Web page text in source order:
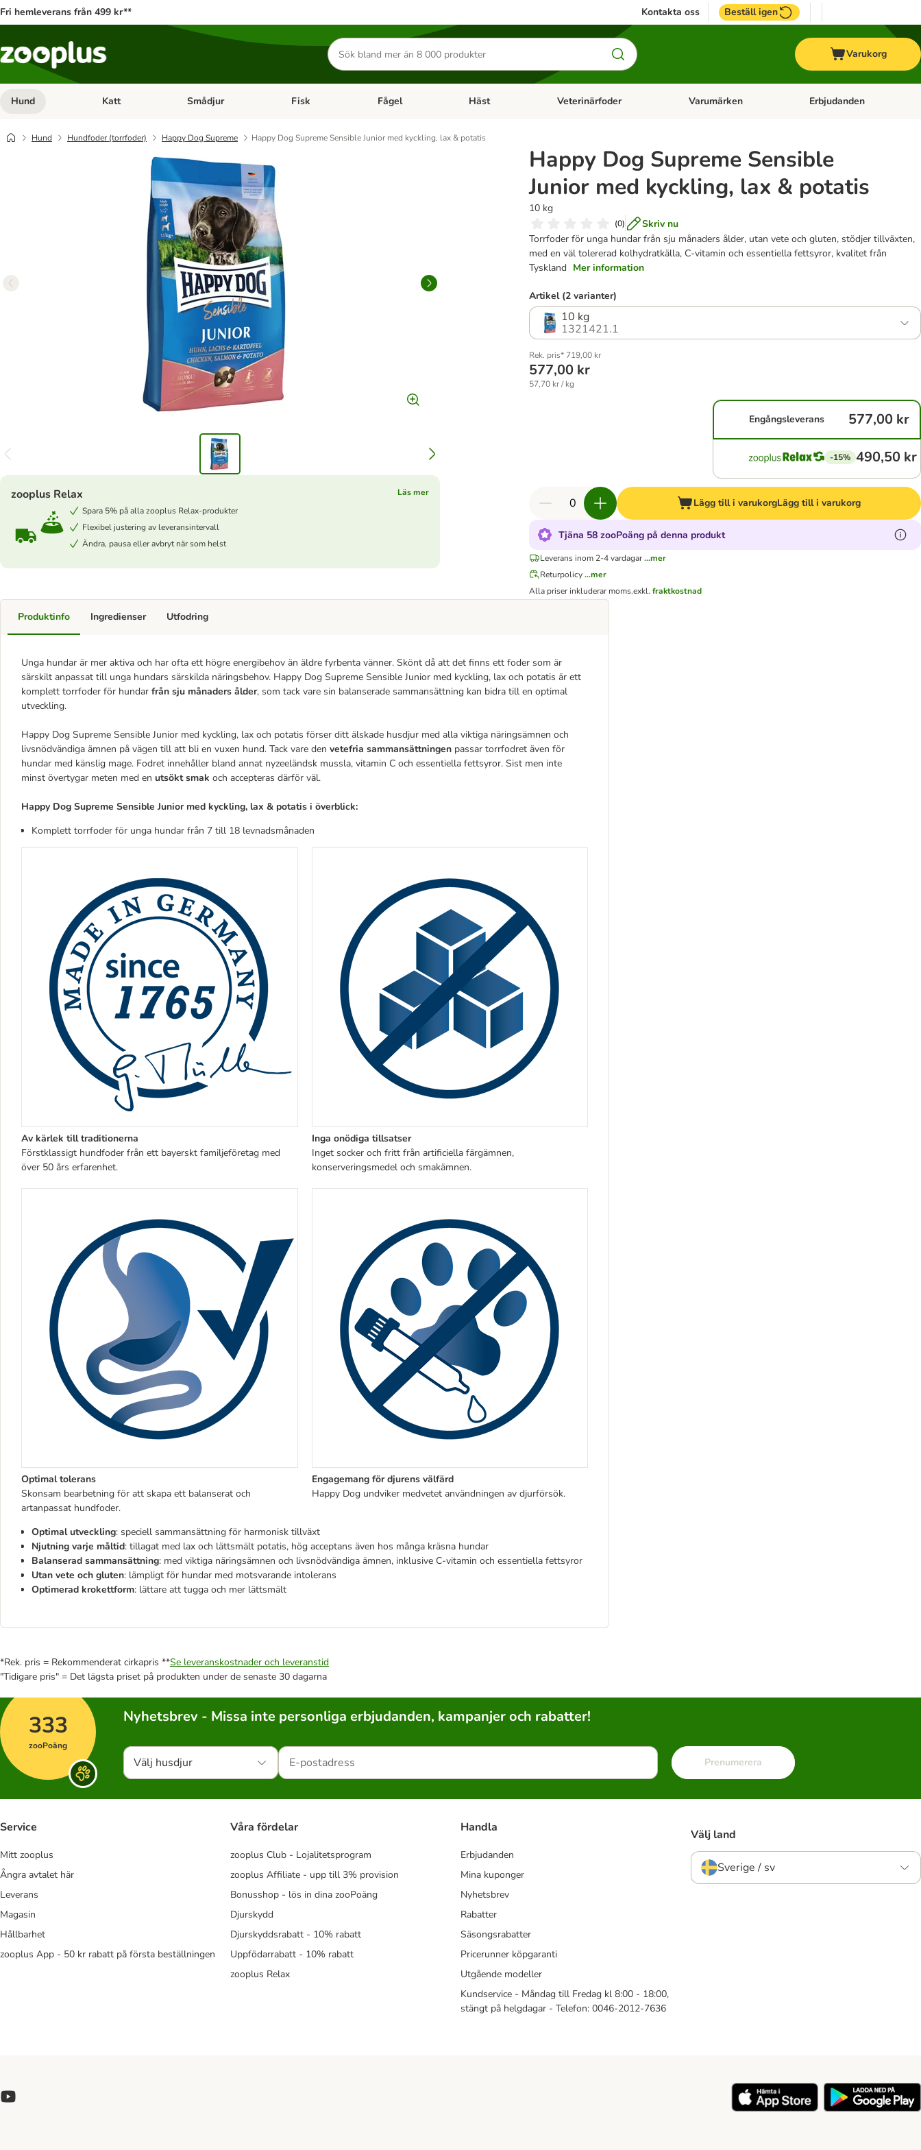
Fri hemleverans från 499 kr** Kontakta oss Beställ igen
Sök
efter
produkter
Varukorg
Hund Open category menu: Hund
Katt Open category menu: Katt
Smådjur Open category menu: Smådjur
Fisk Open category menu: Fisk
Fågel Open category menu: Fågel
Häst Open category menu: Häst
Veterinärfoder Open category menu: Veterinärfoder
Varumärken Open category menu:
Erbjudanden
Hund Hundfoder (torrfoder) Happy Dog Supreme Happy Dog Supreme Sensible Junior med kyckling, lax & potatis
Happy Dog Supreme Sensible
Junior med kyckling, lax & potatis
10 kg
(0)
Skriv nu
Torrfoder för unga hundar från sju månaders ålder, utan vete och gluten, stödjer tillväxten,
med en väl tolererad kolhydratkälla, C-vitamin och essentiella fettsyror, kvalitet från
Tyskland Mer information
zooplus Relax
Läs mer
Spara 5% på alla zooplus Relax-produkter
Flexibel justering av leveransintervall
Ändra, pausa eller avbryt när som helst
Artikel (2 varianter)
10 kg
1321421.1
Rek. pris* 719,00 kr
577,00 kr
57,70 kr / kg
Engångsleverans 577,00 kr
-15% 490,50 kr
Lägg till i varukorgLägg till i varukorg
Tjäna 58 zooPoäng på denna produkt
Leverans inom 2-4 vardagar ...mer
Returpolicy ...mer
Alla priser inkluderar moms.exkl.fraktkostnad
Produktinfo
Unga hundar är mer aktiva och har ofta ett högre energibehov än äldre fyrbenta vänner. Skönt då att det finns ett foder som är
särskilt anpassat till unga hundars särskilda näringsbehov. Happy Dog Supreme Sensible Junior med kyckling, lax och potatis är ett
komplett torrfoder för hundar från sju månaders ålder, som tack vare sin balanserade sammansättning kan bidra till en optimal
utveckling.
Happy Dog Supreme Sensible Junior med kyckling, lax och potatis förser ditt älskade husdjur med alla viktiga näringsämnen och
livsnödvändiga ämnen på vägen till att bli en vuxen hund. Tack vare den vetefria sammansättningen passar torrfodret även för
hundar med känslig mage. Fodret innehåller bland annat nyzeeländsk mussla, vitamin C och essentiella fettsyror. Sist men inte
minst övertygar meten med en utsökt smak och accepteras därför väl.
Happy Dog Supreme Sensible Junior med kyckling, lax & potatis i överblick:
Komplett torrfoder för unga hundar från 7 till 18 levnadsmånaden
Av kärlek till traditionerna
Förstklassigt hundfoder från ett bayerskt familjeföretag med
över 50 års erfarenhet.
Inga onödiga tillsatser
Inget socker och fritt från artificiella färgämnen,
konserveringsmedel och smakämnen.
Optimal tolerans
Skonsam bearbetning för att skapa ett balanserat och
artanpassat hundfoder.
Engagemang för djurens välfärd
Happy Dog undviker medvetet användningen av djurförsök.
Optimal utveckling: speciell sammansättning för harmonisk tillväxt
Njutning varje måltid: tillagat med lax och lättsmält potatis, hög acceptans även hos många kräsna hundar
Balanserad sammansättning: med viktiga näringsämnen och livsnödvändiga ämnen, inklusive C-vitamin och essentiella fettsyror
Utan vete och gluten: lämpligt för hundar med motsvarande intolerans
Optimerad krokettform: lättare att tugga och mer lättsmält
Ingredienser Utfodring
*Rek. pris = Rekommenderat cirkapris **Se leveranskostnader och leveranstid
"Tidigare pris" = Det lägsta priset på produkten under de senaste 30 dagarna
333
zooPoäng
Nyhetsbrev - Missa inte personliga erbjudanden, kampanjer och rabatter!
Välj husdjur Prenumerera
Service
Mitt zooplus
Ångra avtalet här
Leverans
Magasin
Hållbarhet
zooplus App - 50 kr rabatt på första beställningen
Våra fördelar
zooplus Club - Lojalitetsprogram
zooplus Affiliate - upp till 3% provision
Bonusshop - lös in dina zooPoäng
Djurskydd
Djurskyddsrabatt - 10% rabatt
Uppfödarrabatt - 10% rabatt
zooplus Relax
Handla
Erbjudanden
Mina kuponger
Nyhetsbrev
Rabatter
Säsongsrabatter
Pricerunner köpgaranti
Utgående modeller
Kundservice - Måndag till Fredag kl 8:00 - 18:00,
stängt på helgdagar - Telefon: 0046-2012-7636
Välj land
Sverige / sv